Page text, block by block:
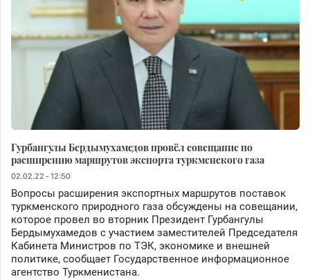
Гурбангулы Бердымухамедов провёл совещание по
расширению маршрутов экспорта туркменского газа
02.02.22 - 12:50
Вопросы расширения экспортных маршрутов поставок
туркменского природного газа обсуждены на совещании,
которое провел во вторник Президент Гурбангулы
Бердымухамедов с участием заместителей Председателя
Кабинета Министров по ТЭК, экономике и внешней
политике, сообщает Государственное информационное
агентство Туркменистана.